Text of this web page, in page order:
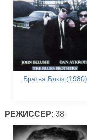
Братья Блюз (1980)
РЕЖИССЕР: 38